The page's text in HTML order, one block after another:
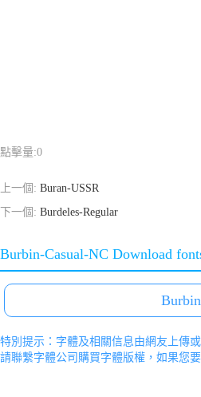
點擊量:0
上一個: Buran-USSR
下一個: Burdeles-Regular
Burbin-Casual-NC Download
特別提示：字體及相關信息由網友上傳
請聯繫字體公司購買字體版權，如果您